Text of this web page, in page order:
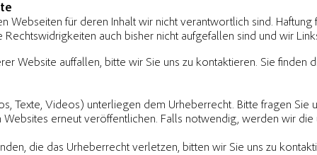
Webseiten für deren Inhalt wir nicht verantwortlich sind.
Rechtswidrigkeiten auch bisher nicht aufgefallen sind und wir
Website auffallen, bitte wir Sie uns zu kontaktieren. Sie finden
Texte, Videos) unterliegen dem Urheberrecht. Bitte fragen
erneut veröffentlichen. Falls notwendig, werden wir
die das Urheberrecht verletzen, bitten wir Sie uns zu